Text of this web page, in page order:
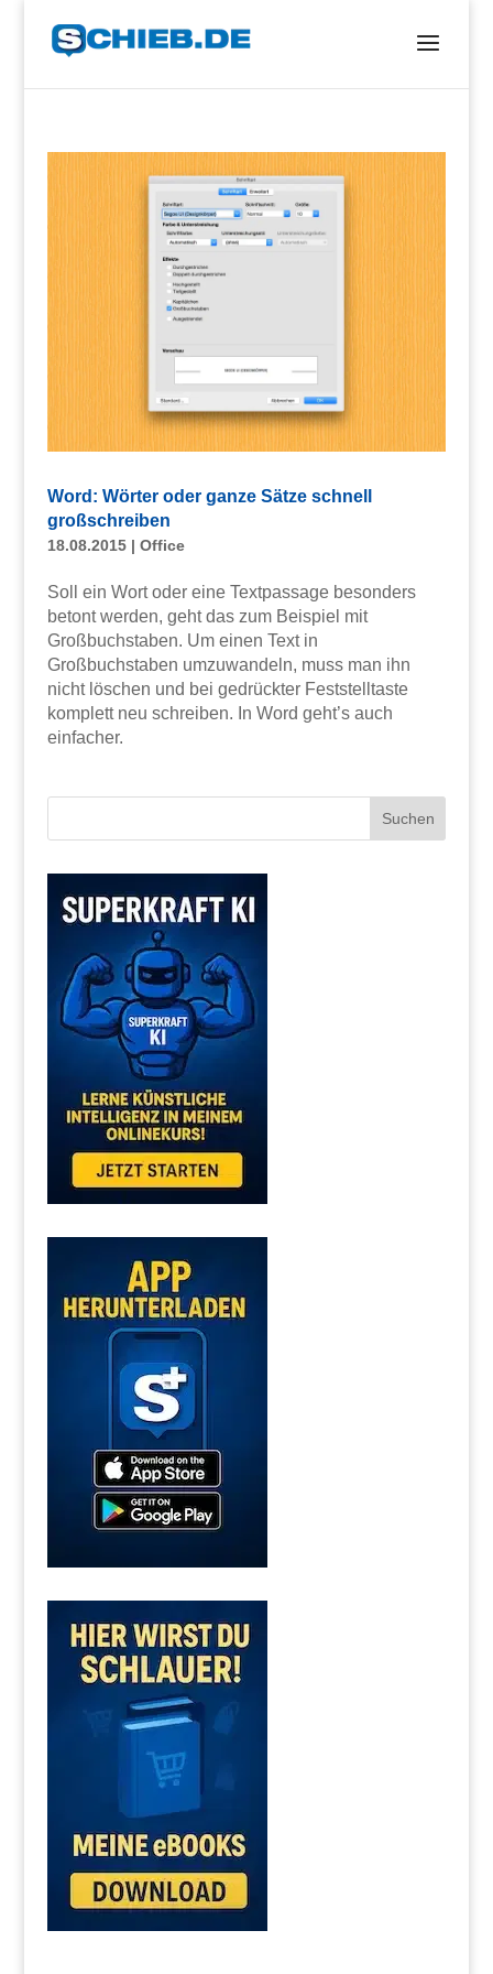
Word: Wörter oder ganze Sätze schnell
großschreiben
18.08.2015| Office
Soll ein Wort oder eine Textpassage besonders
betont werden, geht das zum Beispiel mit
Großbuchstaben. Um einen Text in
Großbuchstaben umzuwandeln, muss man ihn
nicht löschen und bei gedrückter Feststelltaste
komplett neu schreiben. In Word geht’s auch
einfacher.